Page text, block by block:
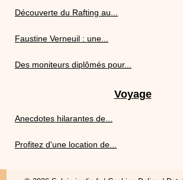
Découverte du Rafting au...
Faustine Verneuil : une...
Des moniteurs diplômés pour...
Voyage
Anecdotes hilarantes de...
Profitez d'une location de...